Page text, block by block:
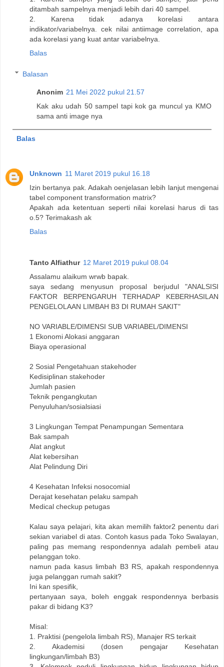
ditambah sampelnya menjadi lebih dari 40 sampel.
2. Karena tidak adanya korelasi antara
indikator/variabelnya. cek nilai antiimage correlation, apa
ada korelasi yang kuat antar variabelnya.
Balas
Balasan
Anonim 21 Mei 2022 pukul 21.57
Kak aku udah 50 sampel tapi kok ga muncul ya KMO
sama anti image nya
Balas
Unknown 11 Maret 2019 pukul 16.18
Izin bertanya pak. Adakah oenjelasan lebih lanjut mengenai
tabel component transformation matrix?
Apakah ada ketentuan seperti nilai korelasi harus di tas
o.5? Terimakash ak
Balas
Tanto Alfiathur 12 Maret 2019 pukul 08.04
Assalamu alaikum wrwb bapak.
saya sedang menyusun proposal berjudul "ANALSISI
FAKTOR BERPENGARUH TERHADAP KEBERHASILAN
PENGELOLAAN LIMBAH B3 DI RUMAH SAKIT"
NO VARIABLE/DIMENSI SUB VARIABEL/DIMENSI
1 Ekonomi Alokasi anggaran
Biaya operasional
2 Sosial Pengetahuan stakehoder
Kedisiplinan stakehoder
Jumlah pasien
Teknik pengangkutan
Penyuluhan/sosialsiasi
3 Lingkungan Tempat Penampungan Sementara
Bak sampah
Alat angkut
Alat kebersihan
Alat Pelindung Diri
4 Kesehatan Infeksi nosocomial
Derajat kesehatan pelaku sampah
Medical checkup petugas
Kalau saya pelajari, kita akan memilih faktor2 penentu dari
sekian variabel di atas. Contoh kasus pada Toko Swalayan,
paling pas memang respondennya adalah pembeli atau
pelanggan toko.
namun pada kasus limbah B3 RS, apakah respondennya
juga pelanggan rumah sakit?
Ini kan spesifik,
pertanyaan saya, boleh enggak respondennya berbasis
pakar di bidang K3?
Misal:
1. Praktisi (pengelola limbah RS), Manajer RS terkait
2. Akademisi (dosen pengajar Kesehatan
lingkungan/limbah B3)